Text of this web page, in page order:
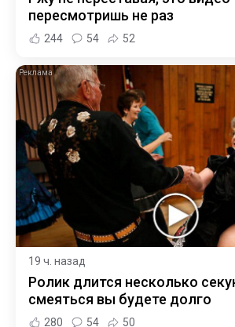
пересмотришь не раз
244 54 52
19 ч. назад
Ролик длится несколько
смеяться вы будете долго
280 54 50